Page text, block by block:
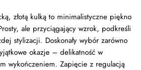
złotą kulką to minimalistyczne piękno
ale przyciągający wzrok, podkreśli
stylizacji. Doskonały wybór zarówno
okazje – delikatność w
wykończeniem. Zapięcie z regulacją